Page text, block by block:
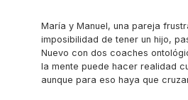
María y Manuel, una pareja
imposibilidad de tener un hijo,
Nuevo con dos coaches
la mente puede hacer realidad
aunque para eso haya que